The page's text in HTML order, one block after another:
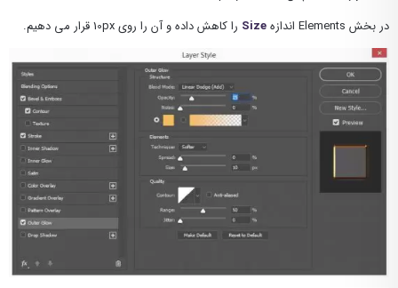
در بخش Elements اندازه
Size را کاهش داده و آن را روی 10px قرار می دهیم.